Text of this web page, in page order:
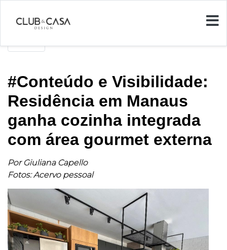
#Conteúdo e Visibilidade:
Residência em Manaus
ganha cozinha integrada
com área gourmet externa
Por Giuliana Capello
Fotos: Acervo pessoal